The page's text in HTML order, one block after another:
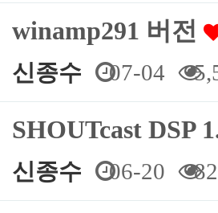
winamp291 버전
신종수
07-04
SHOUTcast DSP
신종수 06-20